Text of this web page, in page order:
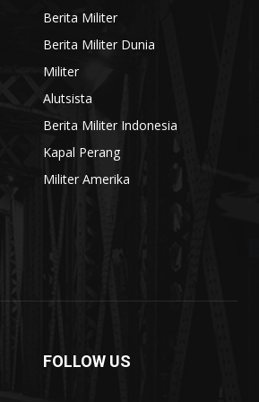
Berita Militer
Berita Militer Dunia
Militer
Alutsista
Berita Militer Indonesia
Kapal Perang
Militer Amerika
FOLLOW US